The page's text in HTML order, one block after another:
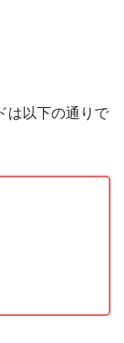
は以下の通りで